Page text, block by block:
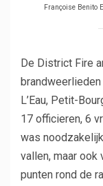
Françoise Benito
De District Fire
L’Eau, Petit-
17 officieren, 6
was
vallen, maar ook
punten rond de